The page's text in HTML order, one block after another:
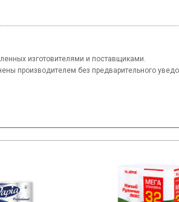
изготовителями и поставщиками.
производителем без предварительного